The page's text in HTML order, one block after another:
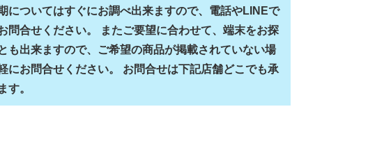
についてはすぐにお調べ出来ますので、電話やLINEで
問合せください。 またご要望に合わせて、端末をお探
も出来ますので、ご希望の商品が掲載されていない場
にお問合せください。 お問合せは下記店舗どこでも承
す。